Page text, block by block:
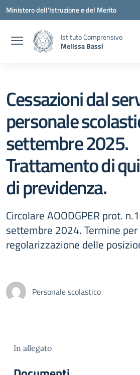
Vai ai contenuti
Vai al menu di navigazione
Vai al footer
Ministero dell'Istruzione e del Merito
Istituto Comprensivo
Melissa Bassi
Cessazioni dal
personale
settembre 2025.
Trattamento di
di previdenza.
Circolare AOODGPER prot.
settembre 2024. Termine
regolarizzazione delle
Personale scolastico
In allegato